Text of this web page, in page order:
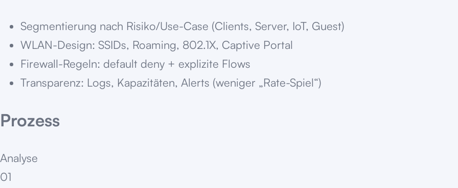
Segmentierung nach Risiko/Use-Case (Clients, Server, IoT, Guest)
WLAN-Design: SSIDs, Roaming, 802.1X, Captive Portal
Firewall-Regeln: default deny + explizite Flows
Transparenz: Logs, Kapazitäten, Alerts (weniger „Rate-Spiel“)
Prozess
Analyse
01